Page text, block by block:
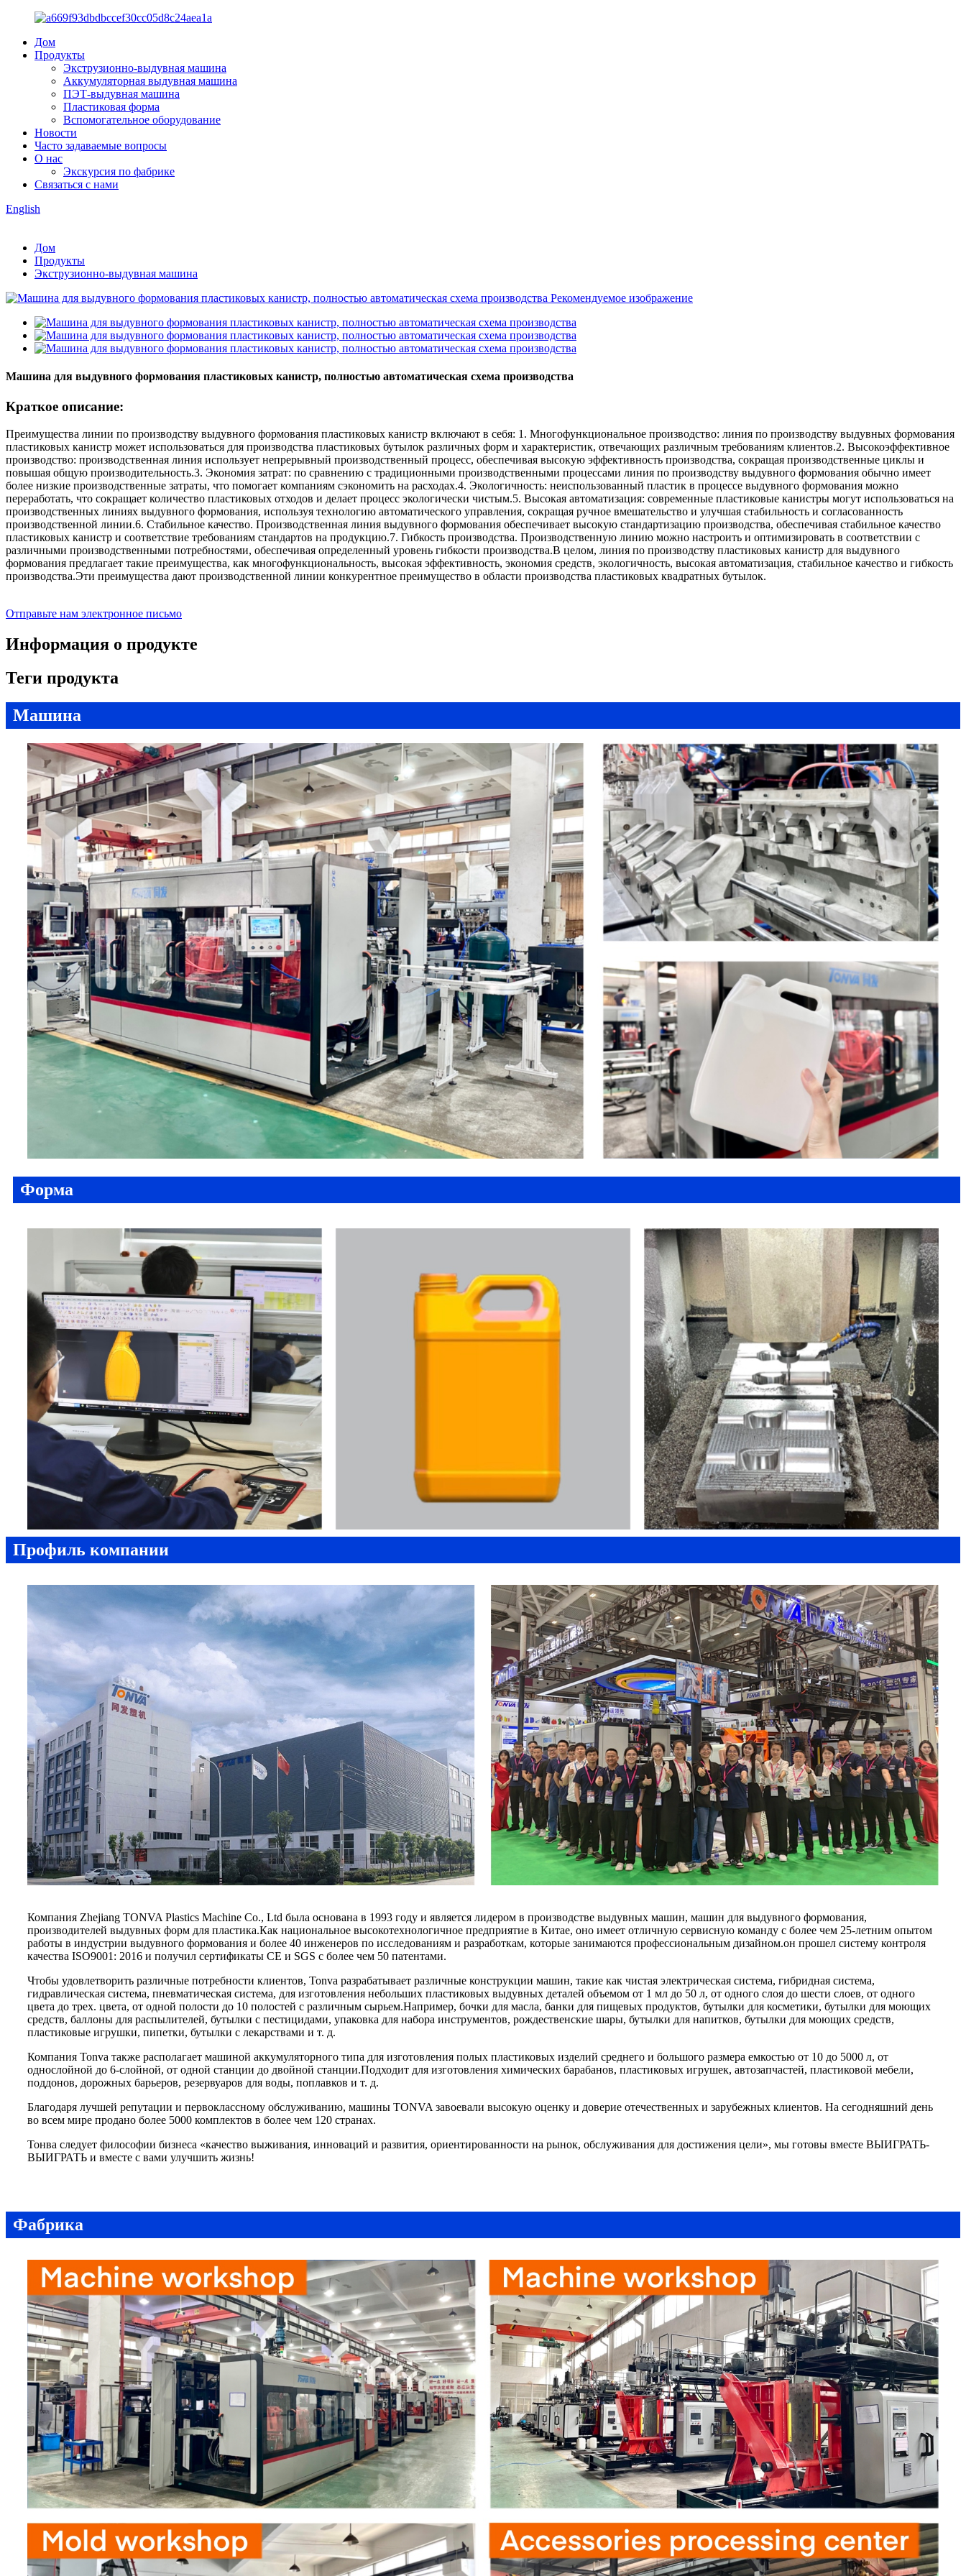
Дом
Продукты
Экструзионно-выдувная машина
Аккумуляторная выдувная машина
ПЭТ-выдувная машина
Пластиковая форма
Вспомогательное оборудование
Новости
Часто задаваемые вопросы
О нас
Экскурсия по фабрике
Связаться с нами
English
Дом
Продукты
Экструзионно-выдувная машина
Машина для выдувного формования пластиковых канистр, полностью автоматическая схема производства
Краткое описание:
Преимущества линии по производству выдувного формования пластиковых канистр включают в себя: 1. Многофункциональное производство: линия по производству выдувных формования
пластиковых канистр может использоваться для производства пластиковых бутылок различных форм и характеристик, отвечающих различным требованиям клиентов.2. Высокоэффективное
производство: производственная линия использует непрерывный производственный процесс, обеспечивая высокую эффективность производства, сокращая производственные циклы и
повышая общую производительность.3. Экономия затрат: по сравнению с традиционными производственными процессами линия по производству выдувного формования обычно имеет
более низкие производственные затраты, что помогает компаниям сэкономить на расходах.4. Экологичность: неиспользованный пластик в процессе выдувного формования можно
переработать, что сокращает количество пластиковых отходов и делает процесс экологически чистым.5. Высокая автоматизация: современные пластиковые канистры могут использоваться на
производственных линиях выдувного формования, используя технологию автоматического управления, сокращая ручное вмешательство и улучшая стабильность и согласованность
производственной линии.6. Стабильное качество. Производственная линия выдувного формования обеспечивает высокую стандартизацию производства, обеспечивая стабильное качество
пластиковых канистр и соответствие требованиям стандартов на продукцию.7. Гибкость производства. Производственную линию можно настроить и оптимизировать в соответствии с
различными производственными потребностями, обеспечивая определенный уровень гибкости производства.В целом, линия по производству пластиковых канистр для выдувного
формования предлагает такие преимущества, как многофункциональность, высокая эффективность, экономия средств, экологичность, высокая автоматизация, стабильное качество и гибкость
производства.Эти преимущества дают производственной линии конкурентное преимущество в области производства пластиковых квадратных бутылок.
Отправьте нам электронное письмо
Информация о продукте
Теги продукта
Машина
Форма
Профиль компании
Компания Zhejiang TONVA Plastics Machine Co., Ltd была основана в 1993 году и является лидером в производстве выдувных машин, машин для выдувного формования,
производителей выдувных форм для пластика.Как национальное высокотехнологичное предприятие в Китае, оно имеет отличную сервисную команду с более чем 25-летним опытом
работы в индустрии выдувного формования и более 40 инженеров по исследованиям и разработкам, которые занимаются профессиональным дизайном.он прошел систему контроля
качества ISO9001: 2016 и получил сертификаты CE и SGS с более чем 50 патентами.
Чтобы удовлетворить различные потребности клиентов, Tonva разрабатывает различные конструкции машин, такие как чистая электрическая система, гибридная система,
гидравлическая система, пневматическая система, для изготовления небольших пластиковых выдувных деталей объемом от 1 мл до 50 л, от одного слоя до шести слоев, от одного
цвета до трех. цвета, от одной полости до 10 полостей с различным сырьем.Например, бочки для масла, банки для пищевых продуктов, бутылки для косметики, бутылки для моющих
средств, баллоны для распылителей, бутылки с пестицидами, упаковка для набора инструментов, рождественские шары, бутылки для напитков, бутылки для моющих средств,
пластиковые игрушки, пипетки, бутылки с лекарствами и т. д.
Компания Tonva также располагает машиной аккумуляторного типа для изготовления полых пластиковых изделий среднего и большого размера емкостью от 10 до 5000 л, от
однослойной до 6-слойной, от одной станции до двойной станции.Подходит для изготовления химических барабанов, пластиковых игрушек, автозапчастей, пластиковой мебели,
поддонов, дорожных барьеров, резервуаров для воды, поплавков и т. д.
Благодаря лучшей репутации и первоклассному обслуживанию, машины TONVA завоевали высокую оценку и доверие отечественных и зарубежных клиентов. На сегодняшний день
во всем мире продано более 5000 комплектов в более чем 120 странах.
Тонва следует философии бизнеса «качество выживания, инноваций и развития, ориентированности на рынок, обслуживания для достижения цели», мы готовы вместе ВЫИГРАТЬ-
ВЫИГРАТЬ и вместе с вами улучшить жизнь!
Фабрика